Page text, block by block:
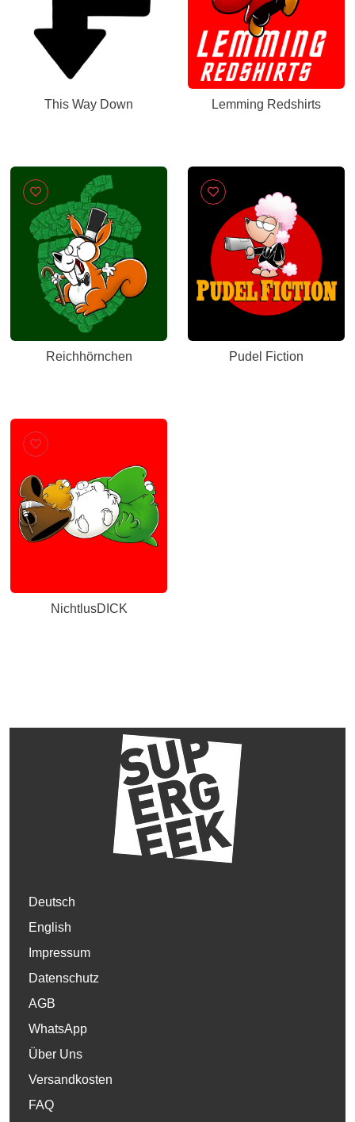
This Way Down Lemming Redshirts
Reichhörnchen Pudel Fiction
NichtlusDICK
Deutsch
English
Impressum
Datenschutz
AGB
WhatsApp
Über Uns
Versandkosten
FAQ